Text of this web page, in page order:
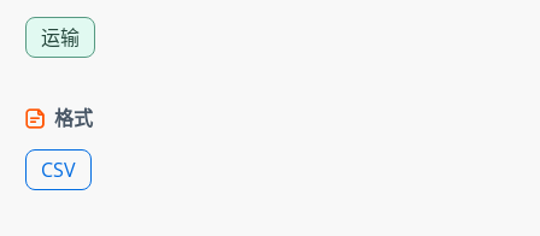
运输
格式
CSV